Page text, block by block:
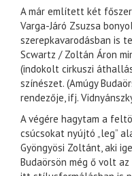
A már említett két
Varga-Járó Zsuzsa
szerepkavarodásban is
Scwartz / Zoltán Áron
(indokolt cirkuszi
színészet. (Amúgy
rendezője, ifj.
A végére hagytam a
csúcsokat nyújtó „leg”
Gyöngyösi Zoltánt, aki
Budaörsön még ő volt